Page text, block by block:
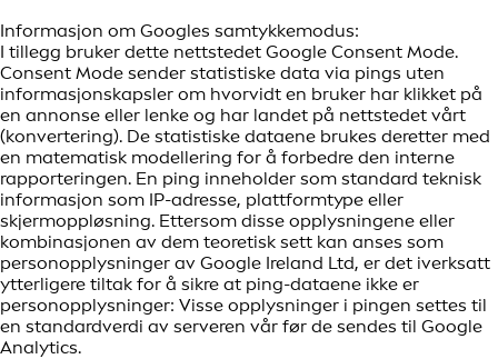
Informasjon om Googles samtykkemodus:
I tillegg bruker dette nettstedet Google Consent Mode.
Consent Mode sender statistiske data via pings uten
informasjonskapsler om hvorvidt en bruker har klikket på
en annonse eller lenke og har landet på nettstedet vårt
(konvertering). De statistiske dataene brukes deretter med
en matematisk modellering for å forbedre den interne
rapporteringen. En ping inneholder som standard teknisk
informasjon som IP-adresse, plattformtype eller
skjermoppløsning. Ettersom disse opplysningene eller
kombinasjonen av dem teoretisk sett kan anses som
personopplysninger av Google Ireland Ltd, er det iverksatt
ytterligere tiltak for å sikre at ping-dataene ikke er
personopplysninger: Visse opplysninger i pingen settes til
en standardverdi av serveren vår før de sendes til Google
Analytics.